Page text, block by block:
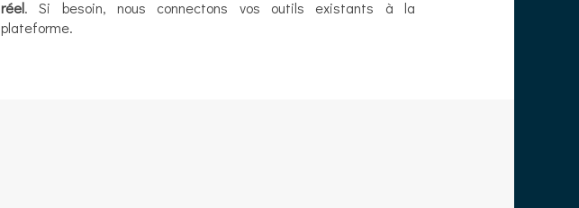
réel. Si besoin, nous connectons vos outils existants à la
plateforme.